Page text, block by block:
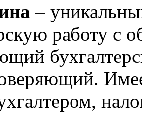
–
работу с